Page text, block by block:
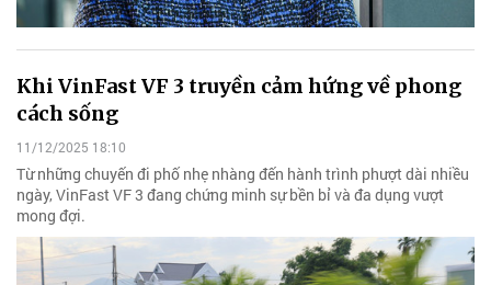
Khi VinFast VF 3 truyền cảm hứng về phong
cách sống
11/12/2025 18:10
Từ những chuyến đi phố nhẹ nhàng đến hành trình phượt dài nhiều
ngày, VinFast VF 3 đang chứng minh sự bền bỉ và đa dụng vượt
mong đợi.